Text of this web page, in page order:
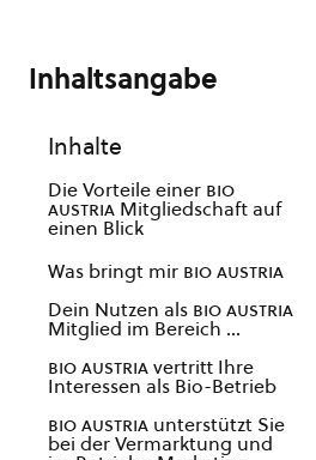
Inhaltsangabe
Inhalte
Die Vorteile einer bio
austria Mitgliedschaft auf
einen Blick
Was bringt mir bio austria
Dein Nutzen als bio austria
Mitglied im Bereich …
bio austriavertritt Ihre
Interessen als Bio-Betrieb
bio austria unterstützt Sie
bei der Vermarktung und